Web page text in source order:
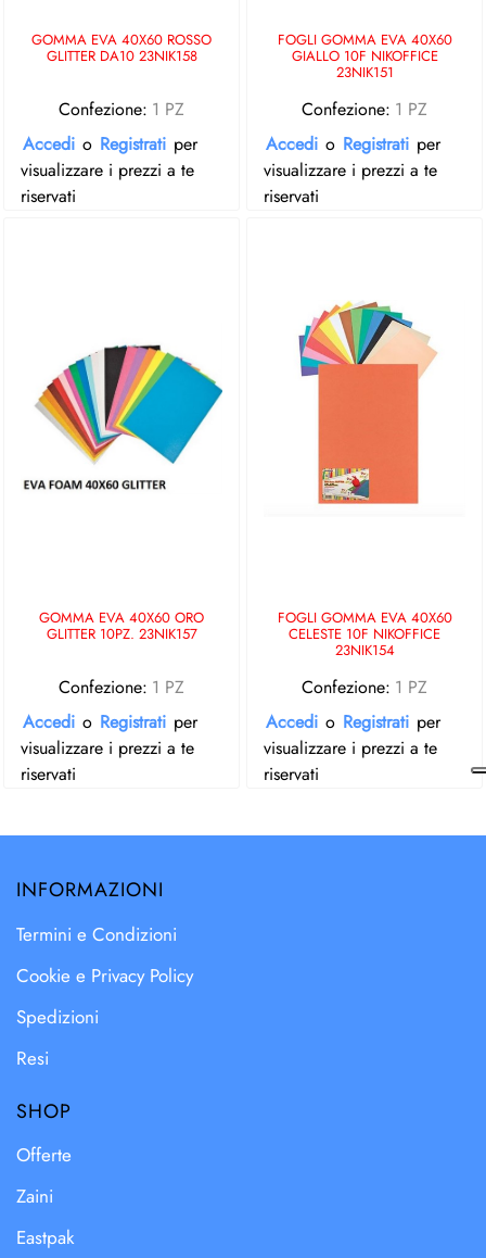
GOMMA EVA 40X60 ROSSO
GLITTER DA10 23NIK158
Confezione: 1 PZ
Accedi o Registrati per
visualizzare i prezzi a te
riservati
FOGLI GOMMA EVA 40X60
GIALLO 10F NIKOFFICE
23NIK151
Confezione: 1 PZ
Accedi o Registrati per
visualizzare i prezzi a te
riservati
GOMMA EVA 40X60 ORO
GLITTER 10PZ. 23NIK157
Confezione: 1 PZ
Accedi o Registrati per
visualizzare i prezzi a te
riservati
FOGLI GOMMA EVA 40X60
CELESTE 10F NIKOFFICE
23NIK154
Confezione: 1 PZ
Accedi o Registrati per
visualizzare i prezzi a te
riservati
INFORMAZIONI
Termini e Condizioni
Cookie e Privacy Policy
Spedizioni
Resi
SHOP
Offerte
Zaini
Eastpak